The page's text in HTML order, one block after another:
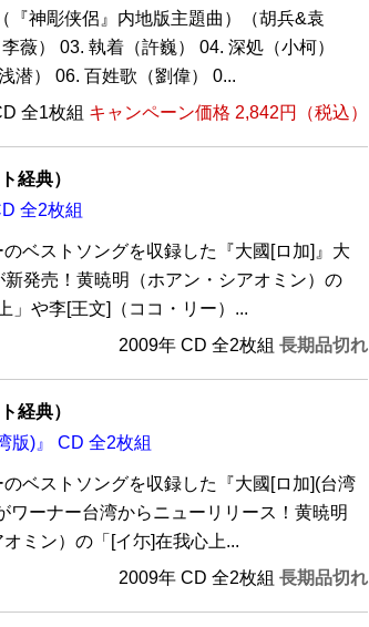
『神彫侠侶』内地版主題曲）（胡兵&袁
薇） 03. 執着（許巍） 04. 深処（小柯）
潜） 06. 百姓歌（劉偉） 0...
全1枚組 キャンペーン価格 2,842円（税込）
経典）
全2枚組
のベストソングを収録した『大國[ロ加]』大
新発売！黄暁明（ホアン・シアオミン）の
」や李[王文]（ココ・リー）...
2009年 CD 全2枚組 長期品切れ
経典）
版)』 CD 全2枚組
のベストソングを収録した『大國[ロ加](台湾
ワーナー台湾からニューリリース！黄暁明
オミン）の「[イ尓]在我心上...
2009年 CD 全2枚組 長期品切れ